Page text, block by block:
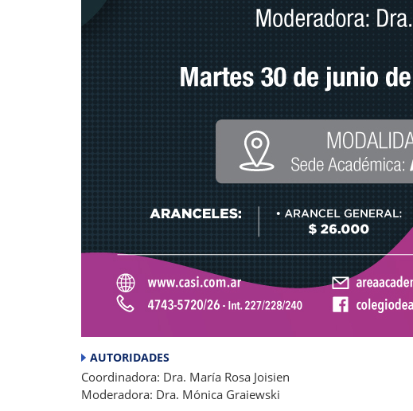
AUTORIDADES
Coordinadora: Dra. María Rosa Joisien
Moderadora: Dra. Mónica Graiewski